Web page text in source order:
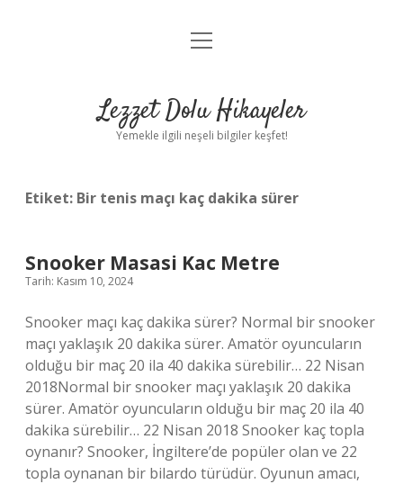
Anasayfa
Yasal Uyarı
menüyü
Lezzet Dolu Hikayeler
Yemekle ilgili neşeli bilgiler keşfet!
Etiket: Bir tenis maçı kaç dakika sürer
Snooker Masasi Kac Metre
Tarih: Kasım 10, 2024
Snooker maçı kaç dakika sürer? Normal bir snooker
maçı yaklaşık 20 dakika sürer. Amatör oyuncuların
olduğu bir maç 20 ila 40 dakika sürebilir… 22 Nisan
2018Normal bir snooker maçı yaklaşık 20 dakika
sürer. Amatör oyuncuların olduğu bir maç 20 ila 40
dakika sürebilir… 22 Nisan 2018 Snooker kaç topla
oynanır? Snooker, İngiltere’de popüler olan ve 22
topla oynanan bir bilardo türüdür. Oyunun amacı,